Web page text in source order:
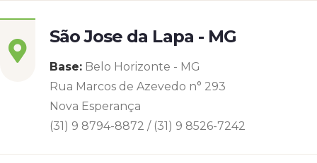
São Jose da Lapa - MG
Base: Belo Horizonte - MG
Rua Marcos de Azevedo n° 293
Nova Esperança
(31) 9 8794-8872 / (31) 9 8526-7242